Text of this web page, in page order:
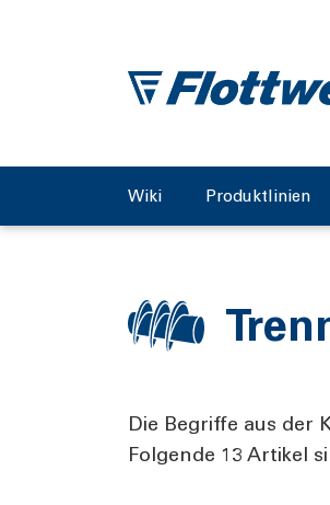
Wiki Produktlinien
Die Begriffe aus der
Folgende 13 Artikel